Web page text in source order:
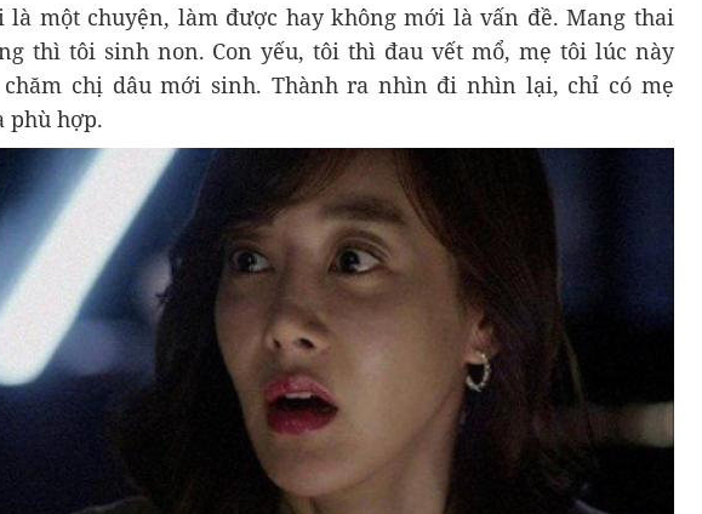
là một chuyện, làm được hay không mới là vấn đề. Mang thai
thì tôi sinh non. Con yếu, tôi thì đau vết mổ, mẹ tôi lúc này
chăm chị dâu mới sinh. Thành ra nhìn đi nhìn lại, chỉ có mẹ
phù hợp.